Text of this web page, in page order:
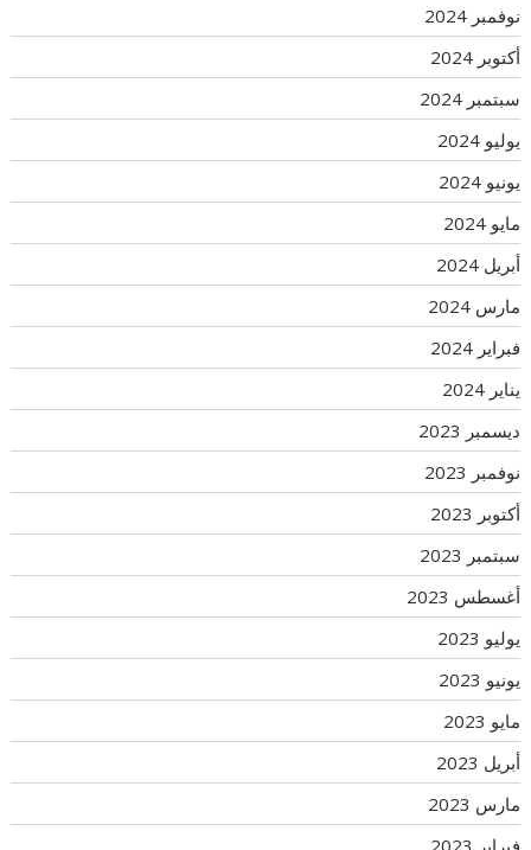
نوفمبر 2024
أكتوبر 2024
سبتمبر 2024
يوليو 2024
يونيو 2024
مايو 2024
أبريل 2024
مارس 2024
فبراير 2024
يناير 2024
ديسمبر 2023
نوفمبر 2023
أكتوبر 2023
سبتمبر 2023
أغسطس 2023
يوليو 2023
يونيو 2023
مايو 2023
أبريل 2023
مارس 2023